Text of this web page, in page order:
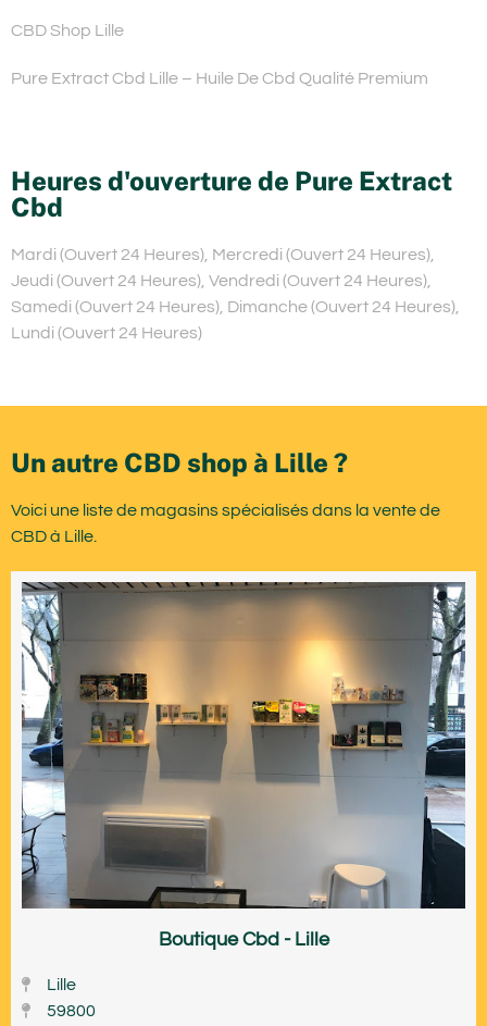
CBD Shop Lille
Pure Extract Cbd Lille – Huile De Cbd Qualité Premium
Heures d'ouverture de Pure Extract
Cbd
Mardi (Ouvert 24 Heures), Mercredi (Ouvert 24 Heures),
Jeudi (Ouvert 24 Heures), Vendredi (Ouvert 24 Heures),
Samedi (Ouvert 24 Heures), Dimanche (Ouvert 24 Heures),
Lundi (Ouvert 24 Heures)
Un autre CBD shop à Lille ?
Voici une liste de magasins spécialisés dans la vente de
CBD à Lille.
Boutique Cbd - Lille
Lille
59800